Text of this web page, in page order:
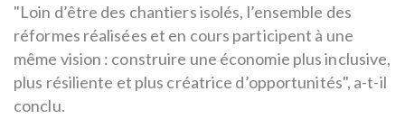
"Loin d’être des chantiers isolés, l’ensemble des
réformes réalisées et en cours participent à une
même vision : construire une économie plus inclusive,
plus résiliente et plus créatrice d’opportunités", a-t-il
conclu.